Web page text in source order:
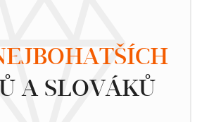
A SLOVÁKŮ